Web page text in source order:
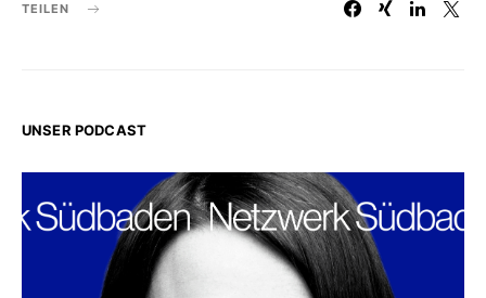
TEILEN
UNSER PODCAST